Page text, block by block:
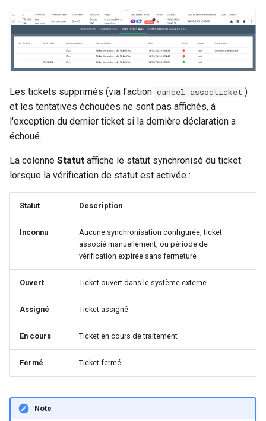
Les tickets supprimés (via l'action cancel assocticket )
et les tentatives échouées ne sont pas affichés, à
l'exception du dernier ticket si la dernière déclaration a
échoué.
La colonne Statut affiche le statut synchronisé du ticket
lorsque la vérification de statut est activée :
Statut Description
Inconnu
Aucune synchronisation configurée, ticket
associé manuellement, ou période de
vérification expirée sans fermeture
Ouvert Ticket ouvert dans le système externe
Assigné Ticket assigné
En cours Ticket en cours de traitement
Fermé Ticket fermé
Note